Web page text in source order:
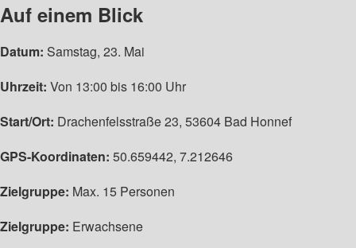
Auf einem Blick
Datum: Samstag, 23. Mai
Uhrzeit: Von 13:00 bis 16:00 Uhr
Start/Ort: Drachenfelsstraße 23, 53604 Bad Honnef
GPS-Koordinaten: 50.659442, 7.212646
Zielgruppe: Max. 15 Personen
Zielgruppe: Erwachsene